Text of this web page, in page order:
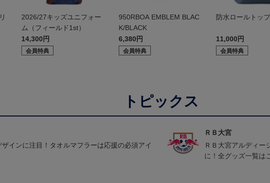
2026/27キッズユニフォー
ム（フィールド1st）
14,300円
会員特典
950RBOA EMBLEM BLAC
K/BLACK
6,380円
会員特典
防水ロールトッ
11,000円
会員特典
トピックス
ザインに注目！タオルマフラーは応援の必須アイ
ＲＢ大宮
ＲＢ大宮アルディー
に！全グッズ一覧は